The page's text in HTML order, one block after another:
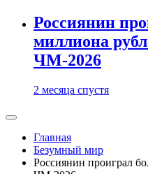
Россиянин
миллиона
ЧМ-2026
2 месяца спустя
Главная
Безумный мир
Россиянин проиграл